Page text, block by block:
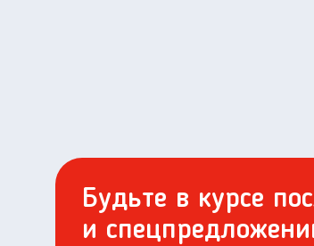
Будьте в курсе
и